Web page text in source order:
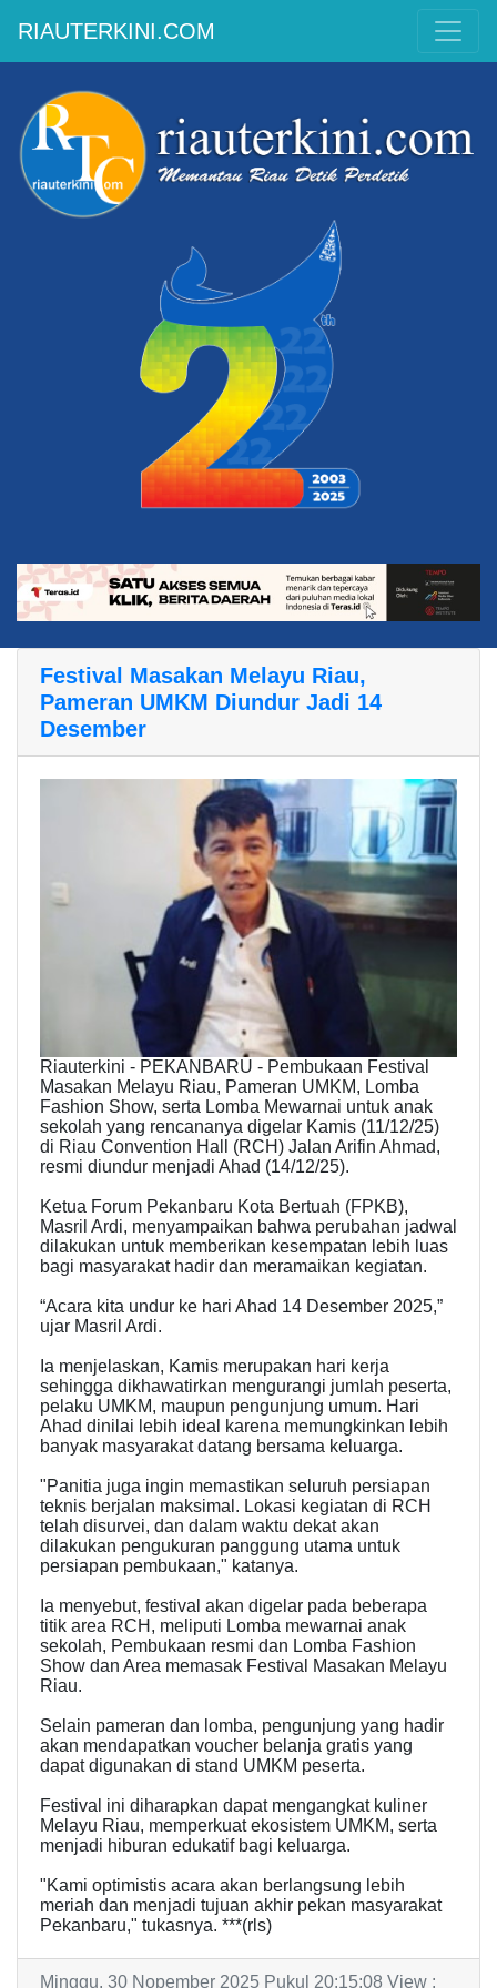
RIAUTERKINI.COM
Festival Masakan Melayu Riau,
Pameran UMKM Diundur Jadi 14
Desember
Riauterkini - PEKANBARU - Pembukaan Festival
Masakan Melayu Riau, Pameran UMKM, Lomba
Fashion Show, serta Lomba Mewarnai untuk anak
sekolah yang rencananya digelar Kamis (11/12/25)
di Riau Convention Hall (RCH) Jalan Arifin Ahmad,
resmi diundur menjadi Ahad (14/12/25).
Ketua Forum Pekanbaru Kota Bertuah (FPKB),
Masril Ardi, menyampaikan bahwa perubahan jadwal
dilakukan untuk memberikan kesempatan lebih luas
bagi masyarakat hadir dan meramaikan kegiatan.
“Acara kita undur ke hari Ahad 14 Desember 2025,”
ujar Masril Ardi.
Ia menjelaskan, Kamis merupakan hari kerja
sehingga dikhawatirkan mengurangi jumlah peserta,
pelaku UMKM, maupun pengunjung umum. Hari
Ahad dinilai lebih ideal karena memungkinkan lebih
banyak masyarakat datang bersama keluarga.
"Panitia juga ingin memastikan seluruh persiapan
teknis berjalan maksimal. Lokasi kegiatan di RCH
telah disurvei, dan dalam waktu dekat akan
dilakukan pengukuran panggung utama untuk
persiapan pembukaan," katanya.
Ia menyebut, festival akan digelar pada beberapa
titik area RCH, meliputi Lomba mewarnai anak
sekolah, Pembukaan resmi dan Lomba Fashion
Show dan Area memasak Festival Masakan Melayu
Riau.
Selain pameran dan lomba, pengunjung yang hadir
akan mendapatkan voucher belanja gratis yang
dapat digunakan di stand UMKM peserta.
Festival ini diharapkan dapat mengangkat kuliner
Melayu Riau, memperkuat ekosistem UMKM, serta
menjadi hiburan edukatif bagi keluarga.
"Kami optimistis acara akan berlangsung lebih
meriah dan menjadi tujuan akhir pekan masyarakat
Pekanbaru," tukasnya. ***(rls)
Minggu, 30 Nopember 2025 Pukul 20:15:08 View :